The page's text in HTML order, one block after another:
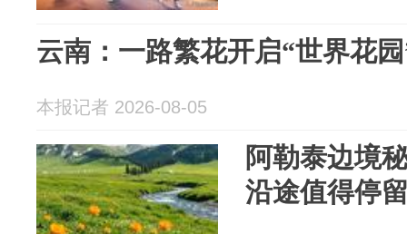
云南：一路繁花开启“世界花
本报记者 2026-08-05
阿勒泰边境
沿途值得停